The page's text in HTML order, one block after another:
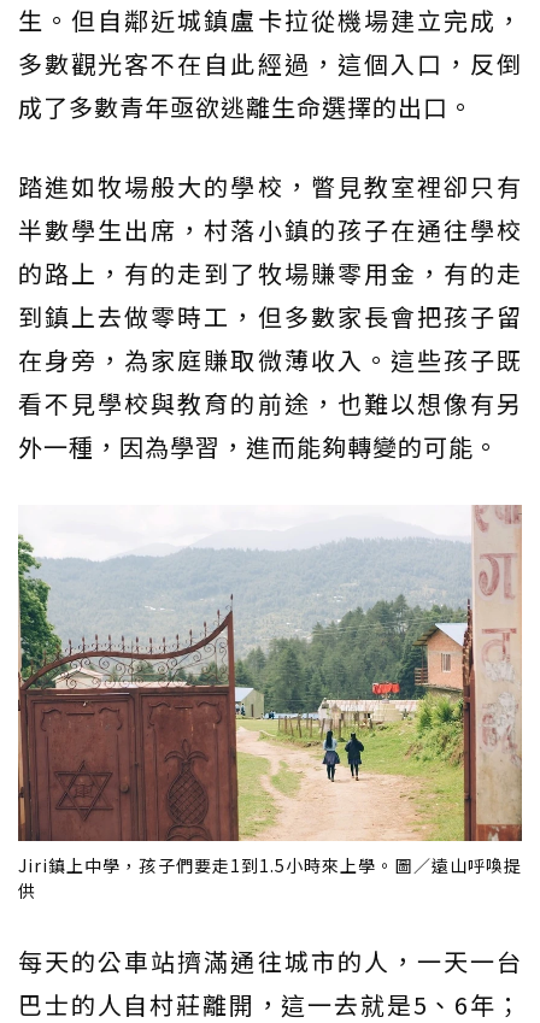
生。但自鄰近城鎮盧卡拉從機場建立完成，
多數觀光客不在自此經過，這個入口，反倒
成了多數青年亟欲逃離生命選擇的出口。
踏進如牧場般大的學校，瞥見教室裡卻只有
半數學生出席，村落小鎮的孩子在通往學校
的路上，有的走到了牧場賺零用金，有的走
到鎮上去做零時工，但多數家長會把孩子留
在身旁，為家庭賺取微薄收入。這些孩子既
看不見學校與教育的前途，也難以想像有另
外一種，因為學習，進而能夠轉變的可能。
Jiri鎮上中學，孩子們要走1到1.5小時來上學。圖／遠山呼喚提
供
每天的公車站擠滿通往城市的人，一天一台
巴士的人自村莊離開，這一去就是5、6年；